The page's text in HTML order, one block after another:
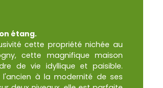
étang.
cette propriété nichée au
cette magnifique maison
de vie idyllique et paisible.
l'ancien à la modernité de ses